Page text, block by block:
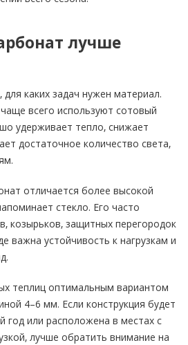
лучше
каких задач нужен материал.
всего используют сотовый
удерживает тепло, снижает
достаточное количество света,
отличается более высокой
стекло. Его часто
козырьков, защитных перегородок
важна устойчивость к нагрузкам и
теплиц оптимальным вариантом
4–6 мм. Если конструкция будет
год или расположена в местах с
лучше обратить внимание на